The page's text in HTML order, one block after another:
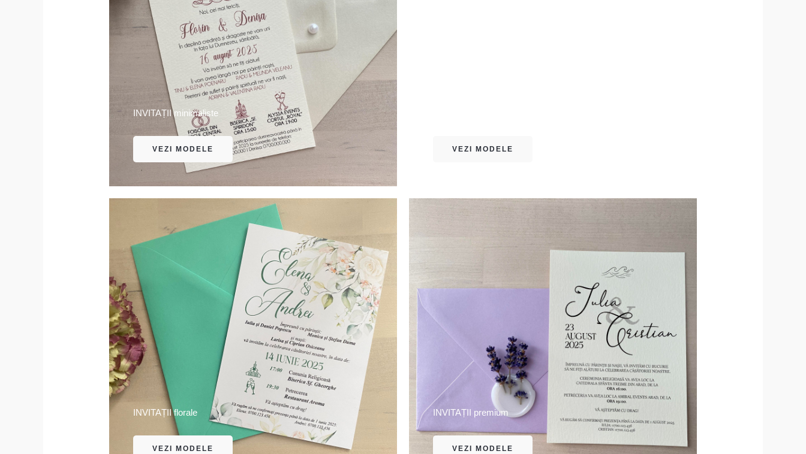
INVITAȚII minimaliste
VEZI MODELE VEZI MODELE
INVITAȚII florale
VEZI MODELE
INVITAȚII premium
VEZI MODELE